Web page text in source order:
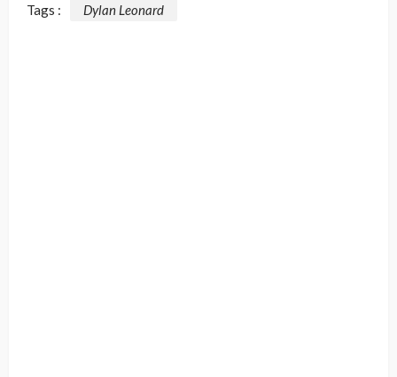
Tags : Dylan Leonard